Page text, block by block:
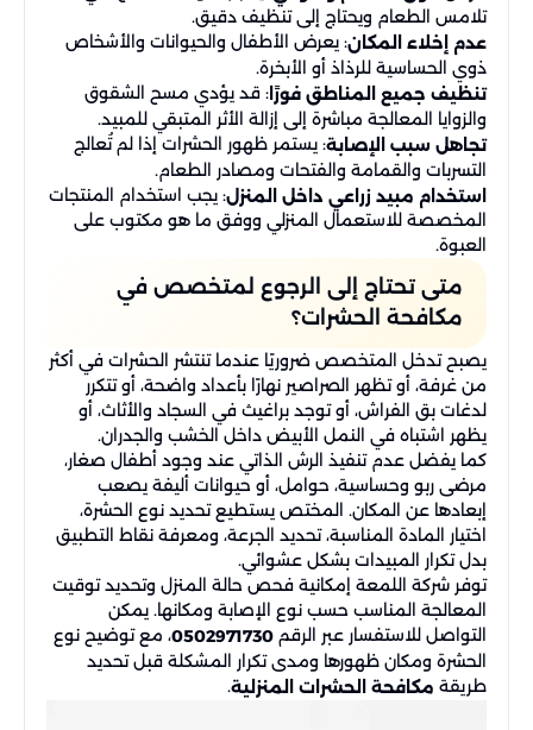
تلامس الطعام ويحتاج إلى تنظيف دقيق.
عدم إخلاء المكان: يعرض الأطفال والحيوانات والأشخاص
ذوي الحساسية للرذاذ أو الأبخرة.
تنظيف جميع المناطق فورًا : قد يؤدي مسح الشقوق
والزوايا المعالجة مباشرة إلى إزالة الأثر المتبقي للمبيد.
تجاهل سبب الإصابة: يستمر ظهور الحشرات إذا لم تُعالج
التسربات والقمامة والفتحات ومصادر الطعام.
استخدام مبيد زراعي داخل المنزل: يجب استخدام المنتجات
المخصصة للاستعمال المنزلي ووفق ما هو مكتوب على
العبوة.
متى تحتاج إلى الرجوع لمتخصص في
مكافحة الحشرات؟
يصبح تدخل المتخصص ضروريًا عندما تنتشر الحشرات في أكثر
من غرفة، أو تظهر الصراصير نهارًا بأعداد واضحة، أو تتكرر
لدغات بق الفراش، أو توجد براغيث في السجاد والأثاث، أو
يظهر اشتباه في النمل الأبيض داخل الخشب والجدران.
كما يفضل عدم تنفيذ الرش الذاتي عند وجود أطفال صغار،
مرضى ربو وحساسية، حوامل، أو حيوانات أليفة يصعب
إبعادها عن المكان. المختص يستطيع تحديد نوع الحشرة،
اختيار المادة المناسبة، تحديد الجرعة، ومعرفة نقاط التطبيق
بدل تكرار المبيدات بشكل عشوائي.
توفر شركة اللمعة إمكانية فحص حالة المنزل وتحديد توقيت
المعالجة المناسب حسب نوع الإصابة ومكانها. يمكن
التواصل للاستفسار عبر الرقم 0502971730، مع توضيح نوع
الحشرة ومكان ظهورها ومدى تكرار المشكلة قبل تحديد
طريقة مكافحة الحشرات المنزلية.